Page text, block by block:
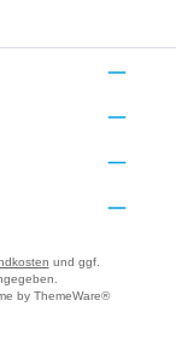
und ggf.
by ThemeWare®